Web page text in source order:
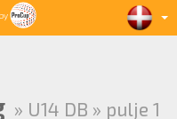
» U14 DB » pulje 1